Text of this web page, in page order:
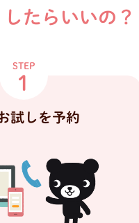
したらいいの？
STEP
1
試しを予約